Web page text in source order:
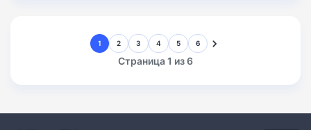
1 2 3 4 5 6
Страница 1 из 6